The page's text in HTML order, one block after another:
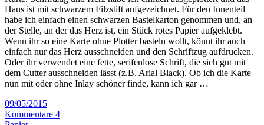
Haus ist mit schwarzem Filzstift aufgezeichnet. Für den Innenteil
habe ich einfach einen schwarzen Bastelkarton genommen und, an
der Stelle, an der das Herz ist, ein Stück rotes Papier aufgeklebt.
Wenn ihr so eine Karte ohne Plotter basteln wollt, könnt ihr auch
einfach nur das Herz ausschneiden und den Schriftzug aufdrucken.
Oder ihr verwendet eine fette, serifenlose Schrift, die sich gut mit
dem Cutter ausschneiden lässt (z.B. Arial Black). Ob ich die Karte
nun mit oder ohne Inlay schöner finde, kann ich gar …
09/05/2015
Kommentare 4